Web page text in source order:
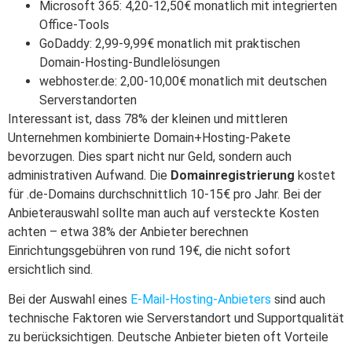
Microsoft 365: 4,20-12,50€ monatlich mit integrierten
Office-Tools
GoDaddy: 2,99-9,99€ monatlich mit praktischen
Domain-Hosting-Bundlelösungen
webhoster.de: 2,00-10,00€ monatlich mit deutschen
Serverstandorten
Interessant ist, dass 78% der kleinen und mittleren
Unternehmen kombinierte Domain+Hosting-Pakete
bevorzugen. Dies spart nicht nur Geld, sondern auch
administrativen Aufwand. Die Domainregistrierung kostet
für .de-Domains durchschnittlich 10-15€ pro Jahr. Bei der
Anbieterauswahl sollte man auch auf versteckte Kosten
achten – etwa 38% der Anbieter berechnen
Einrichtungsgebühren von rund 19€, die nicht sofort
ersichtlich sind.
Bei der Auswahl eines E-Mail-Hosting-Anbieters sind auch
technische Faktoren wie Serverstandort und Supportqualität
zu berücksichtigen. Deutsche Anbieter bieten oft Vorteile